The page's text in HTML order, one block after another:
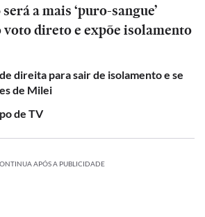
a mais ‘puro-sangue’
voto direto e expõe isolamento
direita para sair de isolamento e se
de Milei
de TV
APÓS A PUBLICIDADE